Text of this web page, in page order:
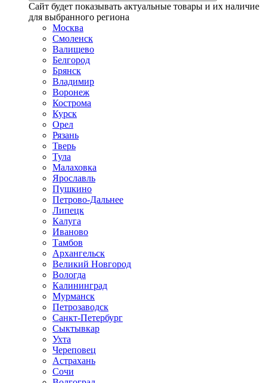
Сайт будет показывать актуальные товары и их наличие
для выбранного региона
Москва
Смоленск
Валищево
Белгород
Брянск
Владимир
Воронеж
Кострома
Курск
Орел
Рязань
Тверь
Тула
Малаховка
Ярославль
Пушкино
Петрово-Дальнее
Липецк
Калуга
Иваново
Тамбов
Архангельск
Великий Новгород
Вологда
Калининград
Мурманск
Петрозаводск
Санкт-Петербург
Сыктывкар
Ухта
Череповец
Астрахань
Сочи